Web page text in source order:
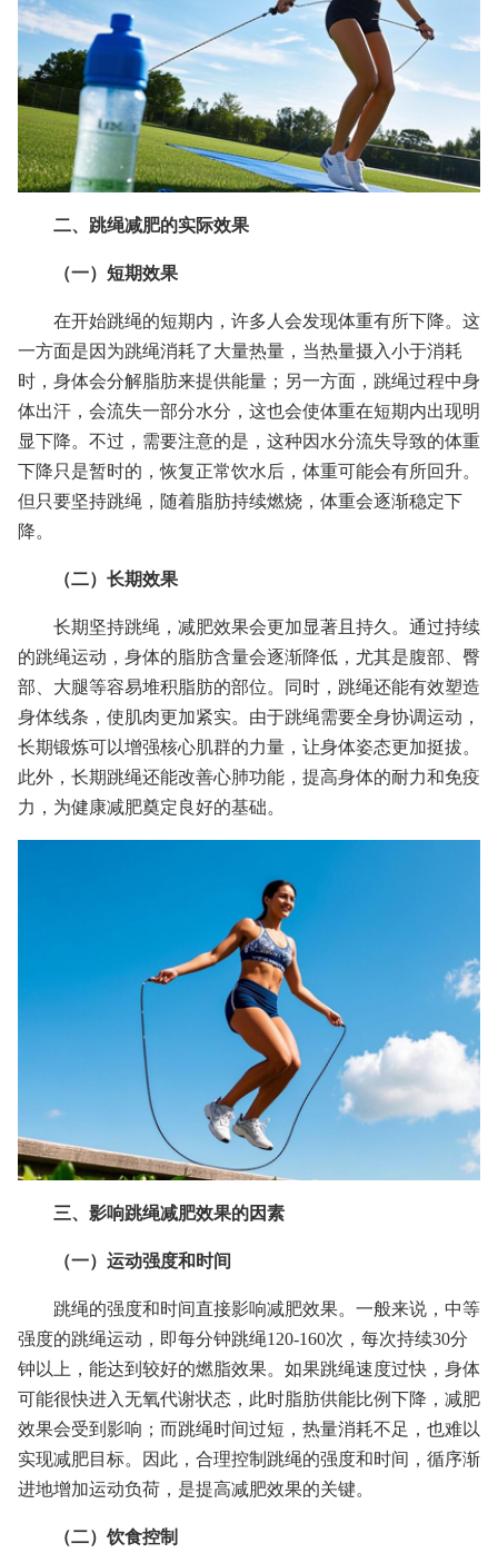
二、跳绳减肥的实际效果
（一）短期效果
在开始跳绳的短期内，许多人会发现体重有所下降。这
一方面是因为跳绳消耗了大量热量，当热量摄入小于消耗
时，身体会分解脂肪来提供能量；另一方面，跳绳过程中身
体出汗，会流失一部分水分，这也会使体重在短期内出现明
显下降。不过，需要注意的是，这种因水分流失导致的体重
下降只是暂时的，恢复正常饮水后，体重可能会有所回升。
但只要坚持跳绳，随着脂肪持续燃烧，体重会逐渐稳定下
降。
（二）长期效果
长期坚持跳绳，减肥效果会更加显著且持久。通过持续
的跳绳运动，身体的脂肪含量会逐渐降低，尤其是腹部、臀
部、大腿等容易堆积脂肪的部位。同时，跳绳还能有效塑造
身体线条，使肌肉更加紧实。由于跳绳需要全身协调运动，
长期锻炼可以增强核心肌群的力量，让身体姿态更加挺拔。
此外，长期跳绳还能改善心肺功能，提高身体的耐力和免疫
力，为健康减肥奠定良好的基础。
三、影响跳绳减肥效果的因素
（一）运动强度和时间
跳绳的强度和时间直接影响减肥效果。一般来说，中等
强度的跳绳运动，即每分钟跳绳120-160次，每次持续30分
钟以上，能达到较好的燃脂效果。如果跳绳速度过快，身体
可能很快进入无氧代谢状态，此时脂肪供能比例下降，减肥
效果会受到影响；而跳绳时间过短，热量消耗不足，也难以
实现减肥目标。因此，合理控制跳绳的强度和时间，循序渐
进地增加运动负荷，是提高减肥效果的关键。
（二）饮食控制